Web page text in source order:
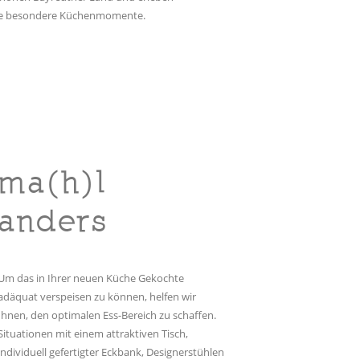
besondere Küchenmomente.
das in Ihrer neuen Küche Gekochte
verspeisen zu können, helfen wir
den optimalen Ess-Bereich zu schaffen.
mit einem attraktiven Tisch,
gefertigter Eckbank, Designerstühlen